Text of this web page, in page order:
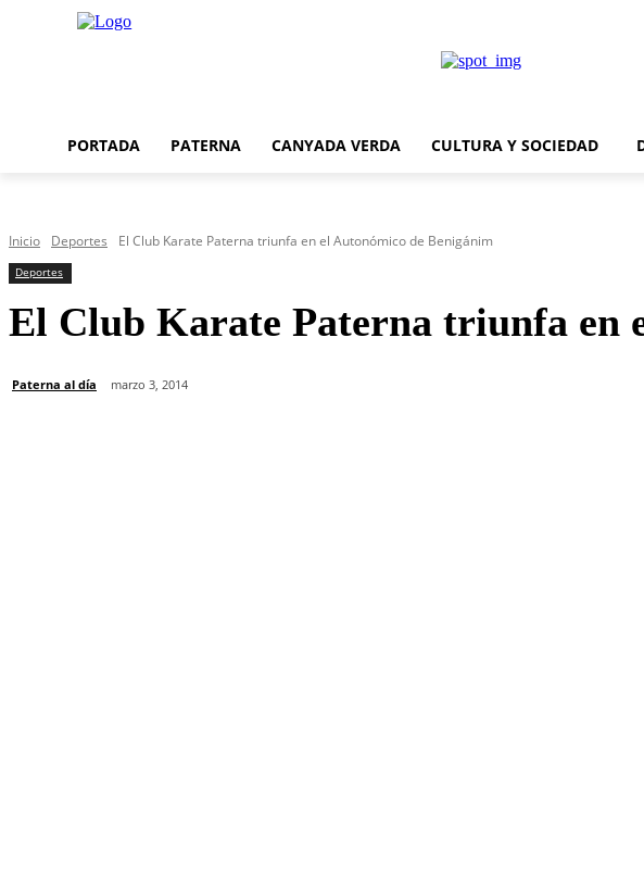
PORTADA PATERNA CANYADA VERDA CULTURA Y SOCIEDAD
Inicio Deportes El Club Karate Paterna triunfa en el Autonómico de Benigánim
Deportes
El Club Karate Paterna triunfa en
Paterna al día marzo 3, 2014